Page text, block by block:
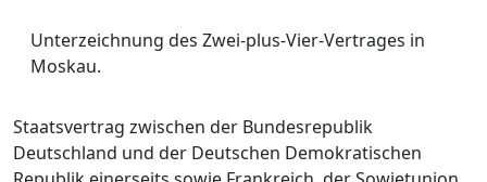
Unterzeichnung des Zwei-plus-Vier-Vertrages in
Moskau.
Staatsvertrag zwischen der Bundesrepublik
Deutschland und der Deutschen Demokratischen